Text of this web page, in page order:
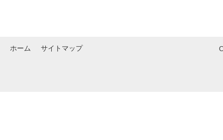
ホーム サイトマップ